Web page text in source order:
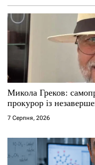
з
а
и
с
і
в
Микола Греков:
прокурор із
7 Серпня, 2026